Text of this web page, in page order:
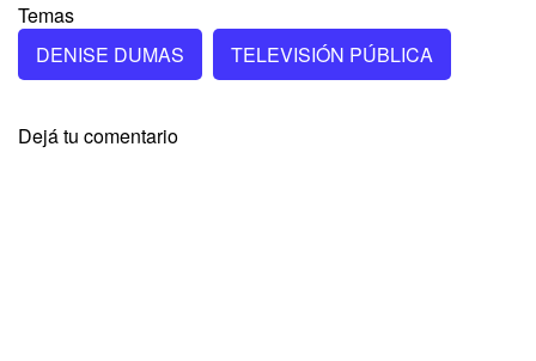
Temas
DENISE DUMAS
TELEVISIÓN PÚBLICA
Dejá tu comentario